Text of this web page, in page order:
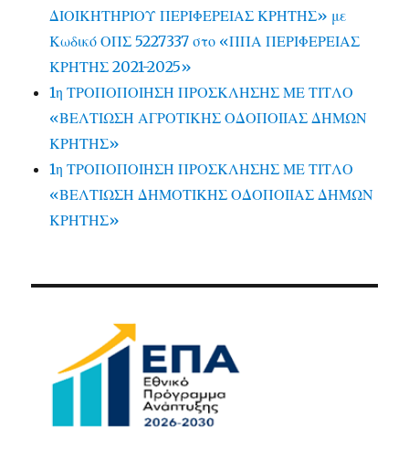
ΔΙΟΙΚΗΤΗΡΙΟΥ ΠΕΡΙΦΕΡΕΙΑΣ ΚΡΗΤΗΣ» με
Κωδικό ΟΠΣ 5227337 στο «ΠΠΑ ΠΕΡΙΦΕΡΕΙΑΣ
ΚΡΗΤΗΣ 2021-2025»
1η ΤΡΟΠΟΠΟΙΗΣΗ ΠΡΟΣΚΛΗΣΗΣ ΜΕ ΤΙΤΛΟ
«ΒΕΛΤΙΩΣΗ ΑΓΡΟΤΙΚΗΣ ΟΔΟΠΟΙΙΑΣ ΔΗΜΩΝ
ΚΡΗΤΗΣ»
1η ΤΡΟΠΟΠΟΙΗΣΗ ΠΡΟΣΚΛΗΣΗΣ ΜΕ ΤΙΤΛΟ
«ΒΕΛΤΙΩΣΗ ΔΗΜΟΤΙΚΗΣ ΟΔΟΠΟΙΙΑΣ ΔΗΜΩΝ
ΚΡΗΤΗΣ»